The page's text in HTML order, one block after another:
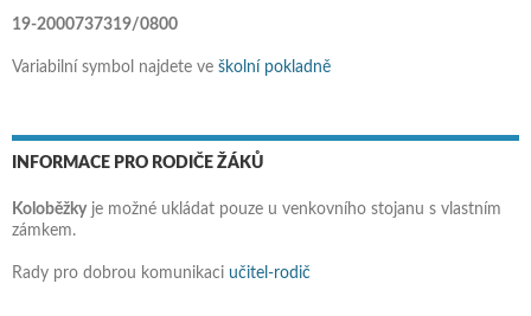
19-2000737319/0800
Variabilní symbol najdete ve školní pokladně
INFORMACE PRO RODIČE ŽÁKŮ
Koloběžkyje možné ukládat pouze u venkovního stojanu s vlastním
zámkem.
Rady pro dobrou komunikaci učitel-rodič